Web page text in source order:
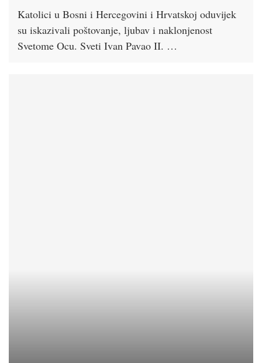
Katolici u Bosni i Hercegovini i Hrvatskoj oduvijek
su iskazivali poštovanje, ljubav i naklonjenost
Svetome Ocu. Sveti Ivan Pavao II. …